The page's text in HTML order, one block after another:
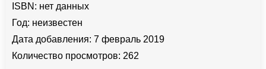
ISBN: нет данных
Год: неизвестен
Дата добавления: 7 февраль 2019
Количество просмотров: 262